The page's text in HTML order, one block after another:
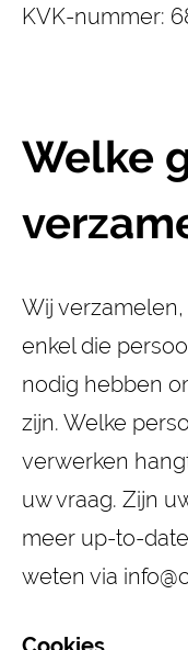
KVK-nummer:
Welke
Wij
enkel die
nodig hebben
zijn. Welke
verwerken
uw vraag. Zijn
meer up-to-
weten via